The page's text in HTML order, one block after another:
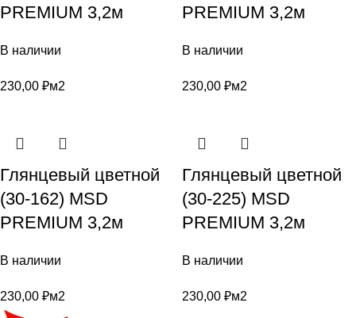
PREMIUM 3,2м
В наличии
230,00 ₽м2
PREMIUM 3,2м
В наличии
230,00 ₽м2
Глянцевый цветной
(30-162) MSD
PREMIUM 3,2м
В наличии
230,00 ₽м2
Глянцевый цветной
(30-225) MSD
PREMIUM 3,2м
В наличии
230,00 ₽м2